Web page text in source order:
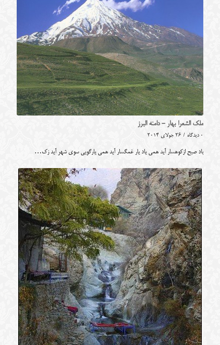
ملک الشعرا بهار - دامنه البرز
0 دیدگاه / 26 جولای 2014
باد صبح ازکوهسار آید همی یاد یار غمگسار آید همی یارگویی سوی شهر آید زک…